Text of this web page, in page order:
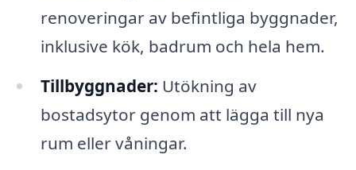
renoveringar av befintliga byggnader,
inklusive kök, badrum och hela hem.
Tillbyggnader: Utökning av
bostadsytor genom att lägga till nya
rum eller våningar.